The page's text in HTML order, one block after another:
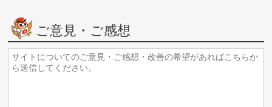
ご意見・ご感想